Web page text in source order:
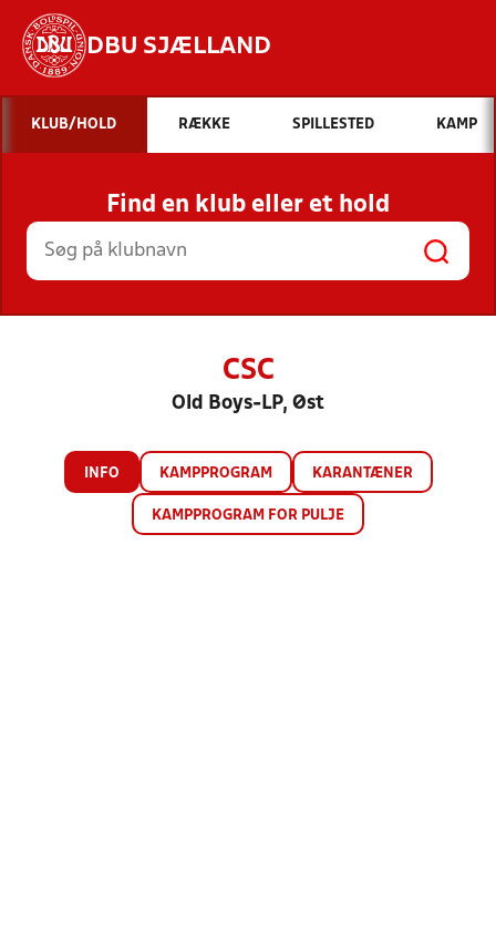
DBU SJÆLLAND
Hvad vil du søge efter?
INDHOLD OG NYHEDER
STILLINGER, RESULTATER, KLUBBER OG
HOLD
KLUB/HOLD RÆKKE SPILLESTED KAMP
Find en klub eller et hold
CSC
Old Boys-LP, Øst
INFO KAMPPROGRAM KARANTÆNER
KAMPPROGRAM FOR PULJE